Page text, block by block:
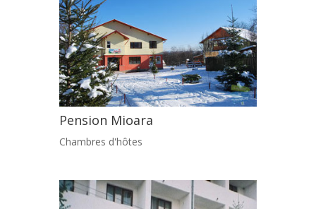
Pension Mioara
Chambres d'hôtes